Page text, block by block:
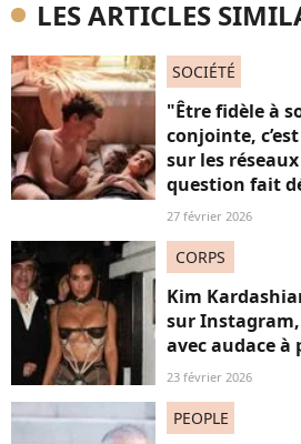
LES ARTICLES
SOCIÉTÉ
"Être fidèle à
conjointe,
sur les
question fait
27 février 2026
CORPS
Kim
sur
avec audace à
23 février 2026
PEOPLE